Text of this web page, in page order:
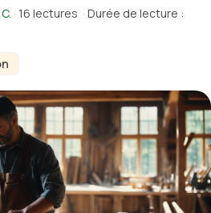
· 16 lectures · Durée de lecture :